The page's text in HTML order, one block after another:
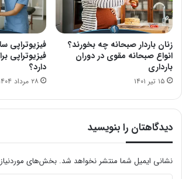
زنان باردار صبحانه چه بخورند؟
انواع صبحانه مقوی در دوران
بارداری
۱۵ تیر ۱۴۰۱
فیزیوتراپی
فیزیوتراپی
دارد؟
۲۸ مرداد ۱۴۰۴
دیدگاهتان را بنویسید
نشانی ایمیل شما منتشر نخواهد شد. بخش‌های